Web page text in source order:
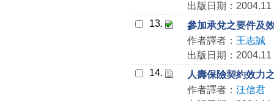
出版日期：2004.11
13.
參加承兌之要件及
作者譯者： 王志誠
出版日期：2004.11
14.
人壽保險契約效力
作者譯者： 汪信君